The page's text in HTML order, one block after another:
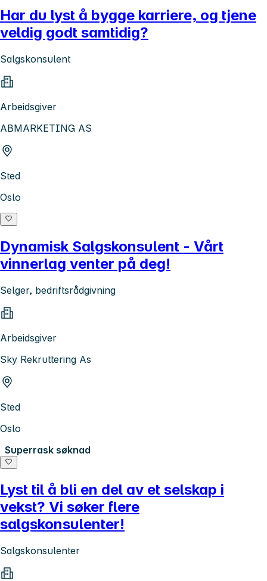
Har du lyst å bygge karriere, og tjene
veldig godt samtidig?
Salgskonsulent
Arbeidsgiver
ABMARKETING AS
Sted
Oslo
Dynamisk Salgskonsulent - Vårt
vinnerlag venter på deg!
Selger, bedriftsrådgivning
Arbeidsgiver
Sky Rekruttering As
Sted
Oslo
Superrask søknad
Lyst til å bli en del av et selskap i
vekst? Vi søker flere
salgskonsulenter!
Salgskonsulenter